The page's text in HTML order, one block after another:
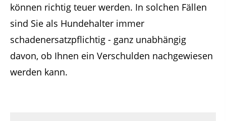
können richtig teuer werden. In solchen Fällen
sind Sie als Hundehalter immer
schadenersatzpflichtig - ganz unabhängig
davon, ob Ihnen ein Verschulden nachgewiesen
werden kann.